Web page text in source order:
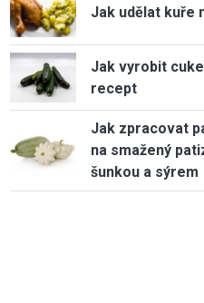
Jak udělat kuře
Jak vyrobit
recept
Jak zpracovat
na smažený
šunkou a sýrem